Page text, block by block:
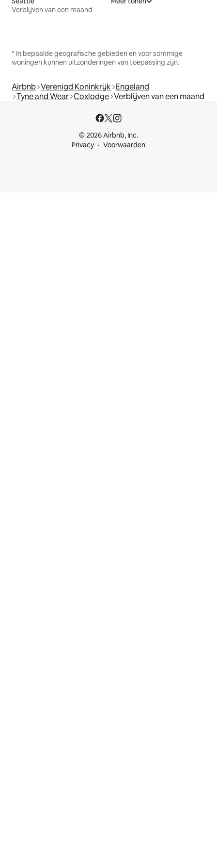
Verblijven van een maand
* In bepaalde geografische gebieden en voor sommige
woningen kunnen uitzonderingen van toepassing zijn.
Airbnb Verenigd Koninkrijk Engeland
Tyne and Wear Coxlodge Verblijven van een maand
© 2026 Airbnb, Inc.
Privacy
Voorwaarden